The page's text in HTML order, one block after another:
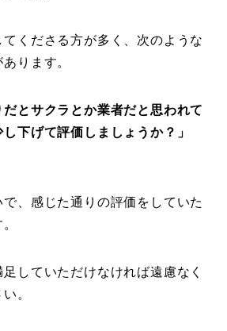
くださる方が多く、次のような
ります。
だとサクラとか業者だと思われて
下げて評価しましょうか？」
、感じた通りの評価をしていた
していただけなければ遠慮なく
。